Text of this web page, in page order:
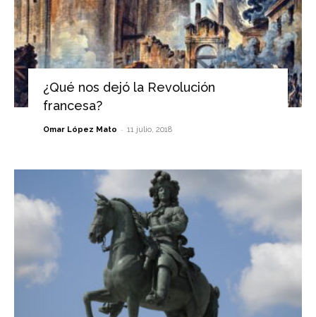
¿Qué nos dejó la Revolución
francesa?
Omar López Mato - 11 julio, 2018